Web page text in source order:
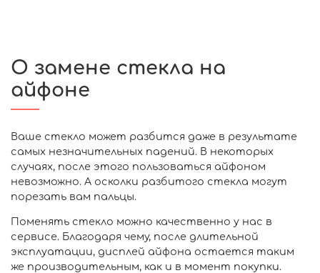
О замене стекла на
айфоне
Ваше стекло может разбится даже в результате
самых незначительных падений. В некоторых
случаях, после этого пользоваться айфоном
невозможно. А осколки разбитого стекла могут
порезать вам пальцы.
Поменять стекло можно качественно у нас в
сервисе. Благодаря чему, после длительной
эксплуатации, дисплей айфона остается таким
же производительным, как и в момент покупки.